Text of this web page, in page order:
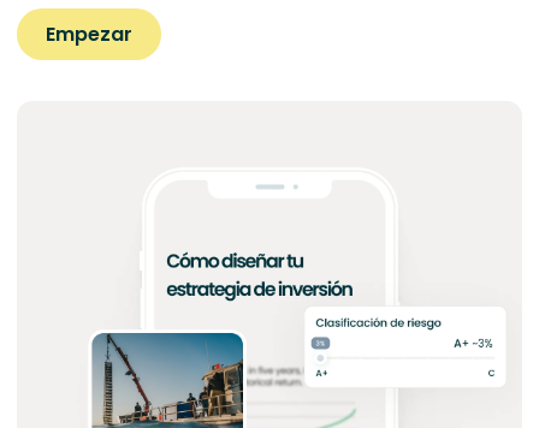
Empezar